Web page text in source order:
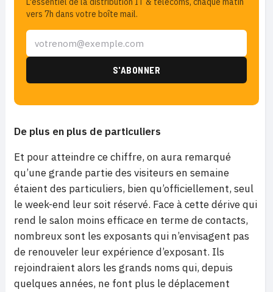
vers 7h dans votre boîte mail.
De plus en plus de particuliers
Et pour atteindre ce chiffre, on aura remarqué
qu’une grande partie des visiteurs en semaine
étaient des particuliers, bien qu’officiellement, seul
le week-end leur soit réservé. Face à cette dérive qui
rend le salon moins efficace en terme de contacts,
nombreux sont les exposants qui n’envisagent pas
de renouveler leur expérience d’exposant. Ils
rejoindraient alors les grands noms qui, depuis
quelques années, ne font plus le déplacement